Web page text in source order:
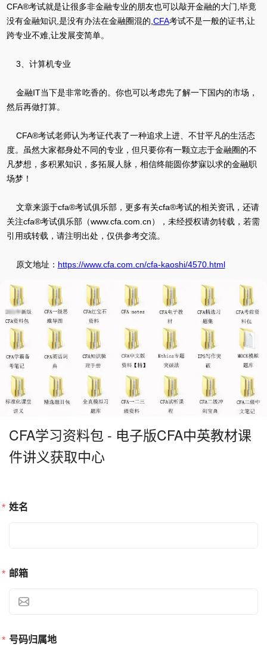
CFA®考试就是让很多非金融专业的朋友也可以敲开金融的大门,毕竟
没有金融知识,是没有办法在金融圈混的, CFA考试不是一般的证书,让
跨专业不难,让发展变简单。
3、计算机专业
金融IT当下是非常吃香的。你也可以考虑先了解一下国内的市场，
然后再做打算。
CFA®考试老师认为考证代表了一种追求上进、不甘平凡的生活态
度。虽然大家都身处不同的专业，但只要你有一颗立志于金融圈的不
凡梦想，多积累知识，多拓展人脉，相信终能圆你梦寐以求的金融职
场梦！
文章来源于cfa®考试俱乐部，更多有关cfa®考试的相关资讯，还请
关注cfa®考试俱乐部（www.cfa.com.cn），未经授权请勿转载，若需
引用或转载，请注明出处，仅供参考交流。
原文地址： https://www.cfa.com.cn/cfa-kaoshi/4570.html